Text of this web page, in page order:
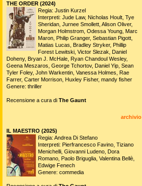
THE ORDER (2024)
Regia: Justin Kurzel
Interpreti: Jude Law, Nicholas Hoult, Tye
Sheridan, Jurnee Smollett, Alison Oliver,
Morgan Holmstrom, Odessa Young, Marc
Maron, Philip Granger, Sebastian Pigott,
Matias Lucas, Bradley Stryker, Phillip
Forest Lewitski, Victor Slezak, Daniel
Doheny, Bryan J. McHale, Ryan Chandoul Wesley,
Geena Meszaros, George Tchortov, Daniel Yip, Sean
Tyler Foley, John Warkentin, Vanessa Holmes, Rae
Farrer, Carter Morrison, Huxley Fisher, mandy fisher
Genere: thriller
Recensione a cura di The Gaunt
archivio
IL MAESTRO (2025)
Regia: Andrea Di Stefano
Interpreti: Pierfrancesco Favino, Tiziano
Menichelli, Giovanni Ludeno, Dora
Romano, Paolo Briguglia, Valentina Bellè,
Edwige Fenech
Genere: commedia